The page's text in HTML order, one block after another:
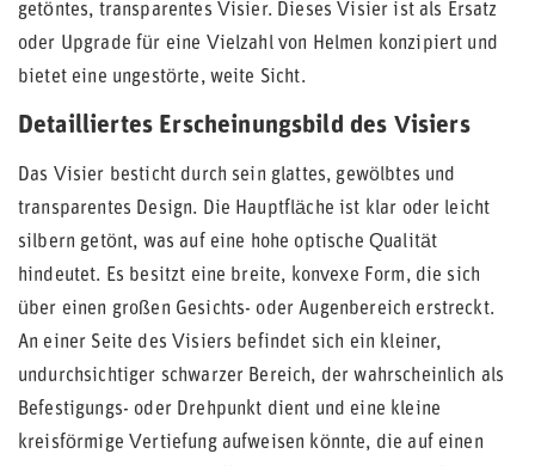
getöntes, transparentes Visier. Dieses Visier ist als Ersatz
oder Upgrade für eine Vielzahl von Helmen konzipiert und
bietet eine ungestörte, weite Sicht.
Detailliertes Erscheinungsbild des Visiers
Das Visier besticht durch sein glattes, gewölbtes und
transparentes Design. Die Hauptfläche ist klar oder leicht
silbern getönt, was auf eine hohe optische Qualität
hindeutet. Es besitzt eine breite, konvexe Form, die sich
über einen großen Gesichts- oder Augenbereich erstreckt.
An einer Seite des Visiers befindet sich ein kleiner,
undurchsichtiger schwarzer Bereich, der wahrscheinlich als
Befestigungs- oder Drehpunkt dient und eine kleine
kreisförmige Vertiefung aufweisen könnte, die auf einen